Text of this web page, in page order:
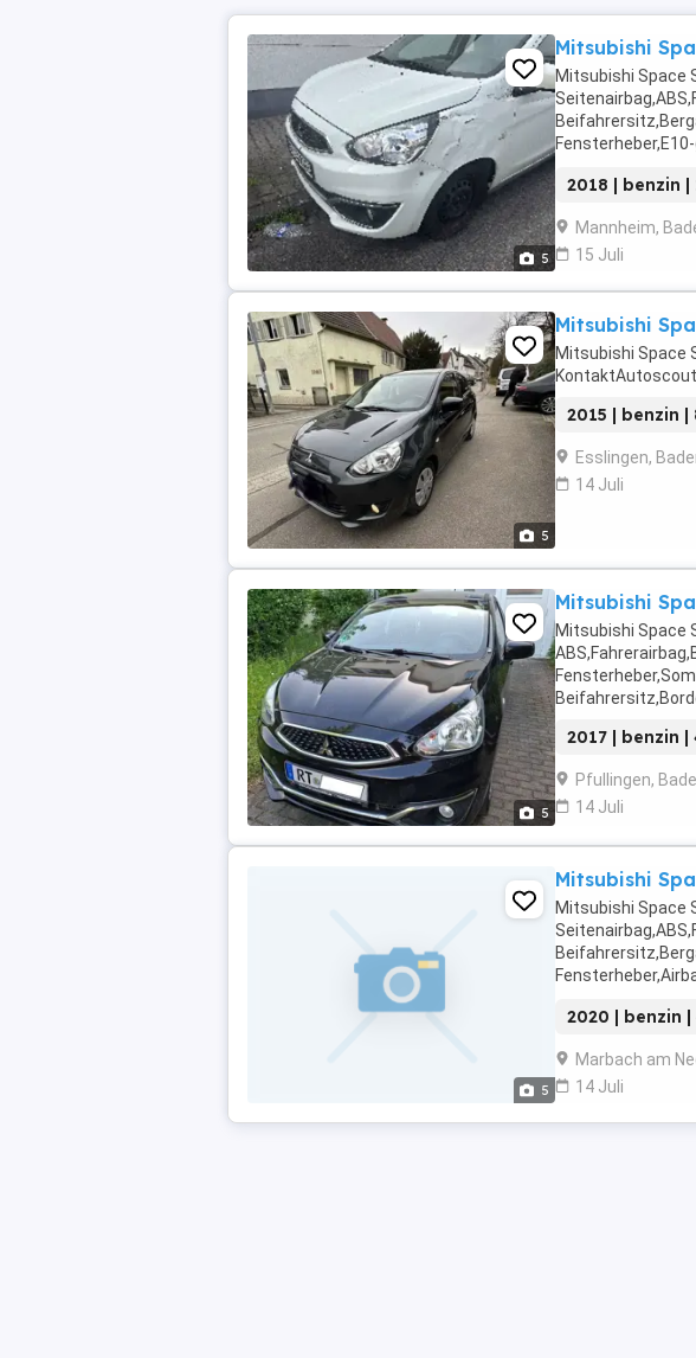
5
Mitsubishi
Mitsubishi Space
2018 | benzin
Mannheim,
15 Juli
5
Mitsubishi
Mitsubishi Space
2015 | benzin
Esslingen,
14 Juli
5
Mitsubishi
Mitsubishi Space
2017 | benzin
Pfullingen,
14 Juli
5
Mitsubishi
Mitsubishi Space
2020 | benzin
Marbach am
14 Juli